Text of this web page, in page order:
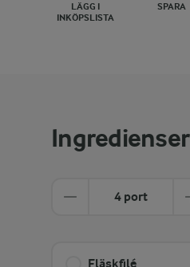
LÄGG I
INKÖPSLISTA
SPARA
Ingredienser
4 port
Fläskfilé